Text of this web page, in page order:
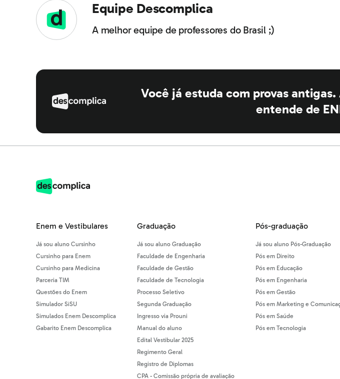
Equipe Descomplica
A melhor equipe de professores do Brasil ;)
Você já estuda com provas
entende de
Enem e Vestibulares
Já sou aluno Cursinho
Cursinho para Enem
Cursinho para Medicina
Parceria TIM
Questões do Enem
Simulador SiSU
Simulados Enem Descomplica
Gabarito Enem Descomplica
Graduação
Já sou aluno Graduação
Faculdade de Engenharia
Faculdade de Gestão
Faculdade de Tecnologia
Processo Seletivo
Segunda Graduação
Ingresso via Prouni
Manual do aluno
Edital Vestibular 2025
Regimento Geral
Registro de Diplomas
CPA - Comissão própria de avaliação
Pós-graduação
Já sou aluno Pós-Graduação
Pós em Direito
Pós em Educação
Pós em Engenharia
Pós em Gestão
Pós em Marketing e
Pós em Saúde
Pós em Tecnologia